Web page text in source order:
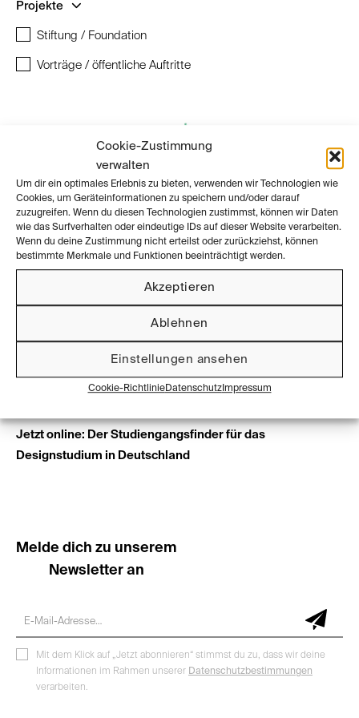
Cookie-Zustimmung
verwalten
Um dir ein optimales Erlebnis zu bieten, verwenden wir Technologien wie
Cookies, um Geräteinformationen zu speichern und/oder darauf
zuzugreifen. Wenn du diesen Technologien zustimmst, können wir Daten
wie das Surfverhalten oder eindeutige IDs auf dieser Website verarbeiten.
Wenn du deine Zustimmung nicht erteilst oder zurückziehst, können
bestimmte Merkmale und Funktionen beeinträchtigt werden.
Akzeptieren
Ablehnen
Einstellungen ansehen
Cookie-RichtlinieDatenschutzImpressum
Projekte
Stiftung / Foundation
Vorträge / öffentliche Auftritte
Jetzt online: Der Studiengangsfinder für das
Designstudium in Deutschland
Melde dich zu unserem
Newsletter an
Mit dem Klick auf „Jetzt abonnieren“ stimmst du zu, dass wir deine
Informationen im Rahmen unserer Datenschutzbestimmungen
verarbeiten.